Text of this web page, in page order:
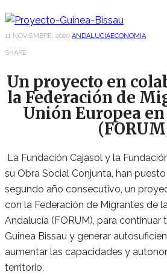
11 NOVIEMBRE, 2020 ANDALUCIAECONOMIA
SHARE
Un proyecto en
la Federación de
Unión Europea
La Fundación Cajasol y la
su Obra Social Conjunta, han
segundo año consecutivo, un
con la Federación de Migrantes de
Andalucía (FORUM), para continuar
Guinea Bissau y generar
aumentar las capacidades y
territorio.